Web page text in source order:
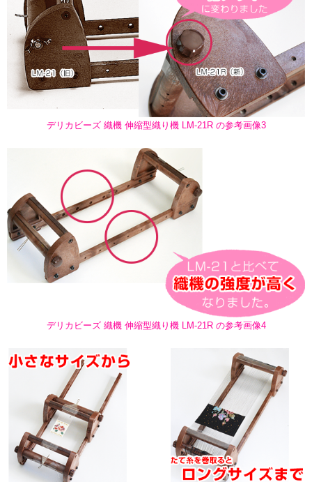
デリカビーズ 織機 伸縮型織り機 LM-21R の参考画像3
デリカビーズ 織機 伸縮型織り機 LM-21R の参考画像4